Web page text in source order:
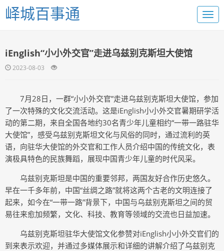
峄城百事通
iEnglish“小小外交官”走进乌兹别克斯坦大使馆
2023-08-03
7月28日，一群“小小外交官”走进乌兹别克斯坦大使馆，参加
了一次特殊的文化交流活动。这是iEnglish小小外交官暑期研学活
动的第二期，来自全国各地约30名青少年儿童相约“一带一路驻华
大使馆”，感受乌兹别克斯坦文化与风俗的同时，通过流利的英
语，向驻华大使馆的外交官和工作人员介绍中国的传统文化，表
演极具特色的民族舞蹈，展现中国青少年儿童的时代风采。
乌兹别克斯坦是中国的重要邻邦，两国友好合作历史悠久。
早在一千多年前，中国“丝绸之路”就将这两个古老的文明连接了
起来，如今在“一带一路”背景下，中国与乌兹别克斯坦之间的贸
易往来愈加频繁，文化、科技、教育等领域的交流也日益加速。
乌兹别克斯坦驻华大使馆文化参赞对iEnglish小小外交官们的
到来表示欢迎，并通过多媒体展示和详细的讲解介绍了乌兹别克